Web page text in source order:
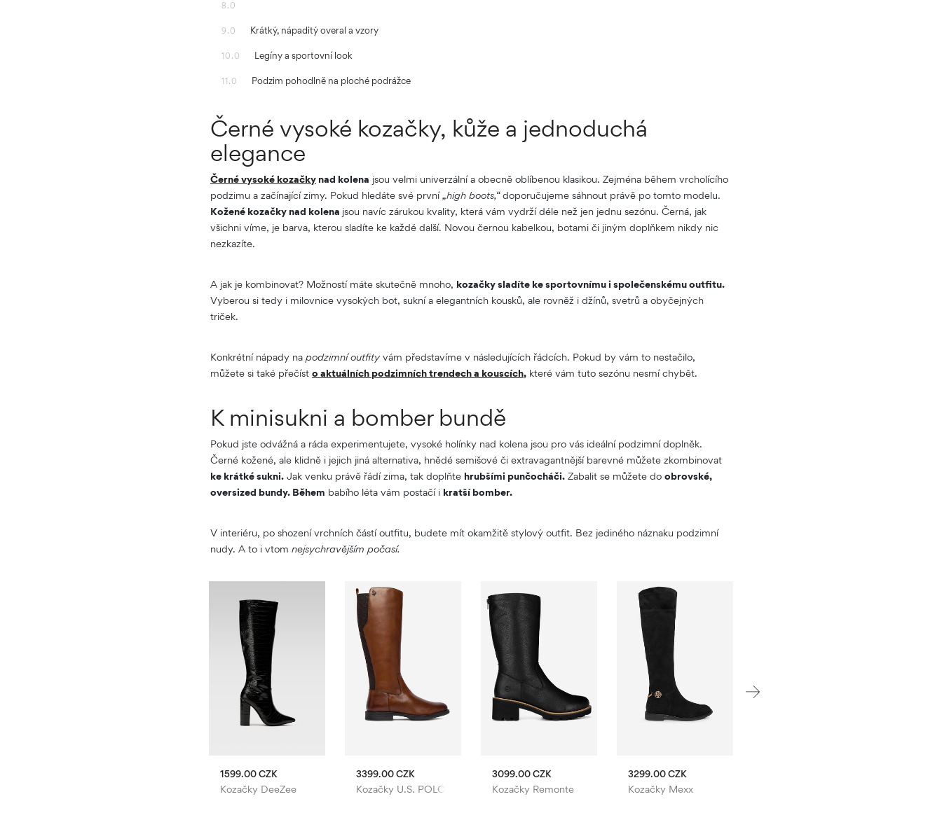
8.0
9.0 Krátký, nápaditý overal a vzory
10.0 Legíny a sportovní look
11.0 Podzim pohodlně na ploché podrážce
Černé vysoké kozačky, kůže a jednoduchá
elegance
Černé vysoké kozačky nad kolena jsou velmi univerzální a obecně oblíbenou klasikou. Zejména během vrcholícího
podzimu a začínající zimy. Pokud hledáte své první„high boots,“doporučujeme sáhnout právě po tomto modelu.
Kožené kozačky nad kolena jsou navíc zárukou kvality, která vám vydrží déle než jen jednu sezónu. Černá, jak
všichni víme, je barva, kterou sladíte ke každé další. Novou černou kabelkou, botami či jiným doplňkem nikdy nic
nezkazíte.
A jak je kombinovat? Možností máte skutečně mnoho, kozačky sladíte ke sportovnímu i společenskému outfitu.
Vyberou si tedy i milovnice vysokých bot, sukní a elegantních kousků, ale rovněž i džínů, svetrů a obyčejných
triček.
Konkrétní nápady na podzimní outfityvám představíme v následujících řádcích. Pokud by vám to nestačilo,
můžete si také přečíst o aktuálních podzimních trendech a kouscích, které vám tuto sezónu nesmí chybět.
K minisukni a bomber bundě
Pokud jste odvážná a ráda experimentujete, vysoké holínky nad kolena jsou pro vás ideální podzimní doplněk.
Černé kožené, ale klidně i jejich jiná alternativa, hnědé semišové či extravagantnější barevné můžete zkombinovat
ke krátké sukni. Jak venku právě řádí zima, tak doplňte hrubšími punčocháči. Zabalit se můžete do obrovské,
oversized bundy. Během babího léta vám postačí i kratší bomber.
V interiéru, po shození vrchních částí outfitu, budete mít okamžitě stylový outfit. Bez jediného náznaku podzimní
nudy. A to i vtom nejsychravějším počasí.
Kozačky DeeZee
1599.00 CZK
Kozačky U.S. POLO ASSN.
3399.00 CZK
Kozačky Remonte
3099.00 CZK
Kozačky Mexx
3299.00 CZK
Kozačky Beverly Hills Polo Club